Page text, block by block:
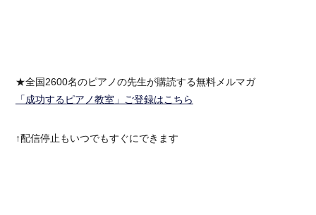
★全国2600名のピアノの先生が購読する無料メルマガ
「成功するピアノ教室」ご登録はこちら
↑配信停止もいつでもすぐにできます